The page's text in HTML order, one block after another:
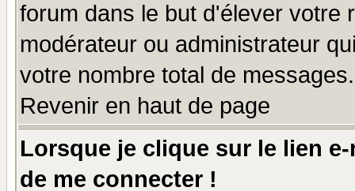
forum dans le but d'élever votre
modérateur ou administrateur
votre nombre total de messages.
Revenir en haut de page
Lorsque je clique sur le lien
de me connecter !